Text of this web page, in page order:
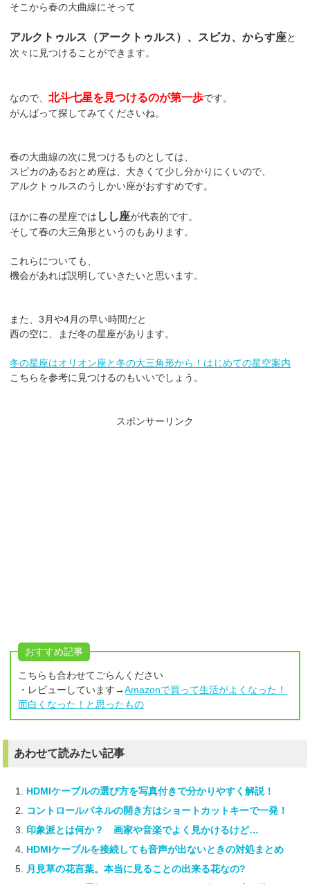
そこから春の大曲線にそって
アルクトゥルス（アークトゥルス）、スピカ、からす座と
次々に見つけることができます。
なので、北斗七星を見つけるのが第一歩です。
がんばって探してみてくださいね。
春の大曲線の次に見つけるものとしては、
スピカのあるおとめ座は、大きくて少し分かりにくいので、
アルクトゥルスのうしかい座がおすすめです。
ほかに春の星座では しし座が代表的です。
そして春の大三角形というのもあります。
これらについても、
機会があれば説明していきたいと思います。
また、3月や4月の早い時間だと
西の空に、まだ冬の星座があります。
冬の星座はオリオン座と冬の大三角形から！はじめての星空案内
こちらを参考に見つけるのもいいでしょう。
スポンサーリンク
おすすめ記事
こちらも合わせてごらんください
・レビューしています→Amazonで買って生活がよくなった！
面白くなった！と思ったもの
あわせて読みたい記事
HDMIケーブルの選び方を写真付きで分かりやすく解説！
コントロールパネルの開き方はショートカットキーで一発！
印象派とは何か？ 画家や音楽でよく見かけるけど…
HDMIケーブルを接続しても音声が出ないときの対処まとめ
月見草の花言葉。本当に見ることの出来る花なの?